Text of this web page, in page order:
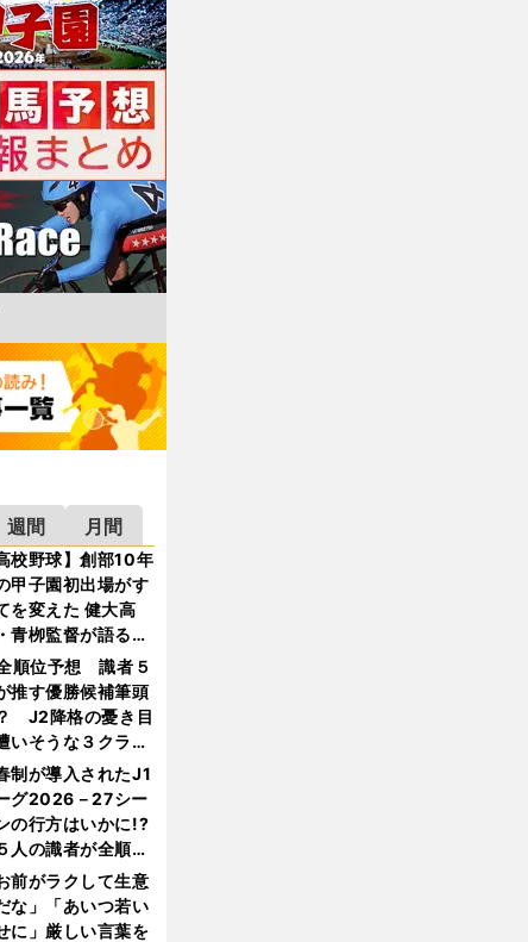
週間 月間
校野球】創部10年
甲子園初出場がす
を変えた 健大高
青栁監督が語る
動破壊」はこうし
まれた
順位予想 識者５
推す優勝候補筆頭
J2降格の憂き目
いそうな３クラブ
？
制が導入されたJ1
グ2026－27シー
の行方はいかに!?
人の識者が全順位
胆予想
前がラクして生意
な」「あいつ若い
に」厳しい言葉を